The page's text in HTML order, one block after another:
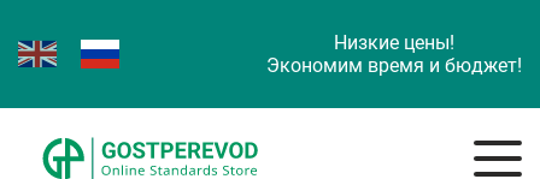
Низкие цены!
Экономим время и бюджет!